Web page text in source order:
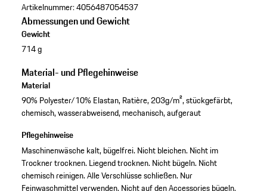
Artikelnummer:4056487054537
Abmessungen und Gewicht
Gewicht
714 g
Material- und Pflegehinweise
Material
90% Polyester/10% Elastan, Ratière, 203g/m², stückgefärbt,
chemisch, wasserabweisend, mechanisch, aufgeraut
Pflegehinweise
Maschinenwäsche kalt, bügelfrei. Nicht bleichen. Nicht im
Trockner trocknen. Liegend trocknen. Nicht bügeln. Nicht
chemisch reinigen. Alle Verschlüsse schließen. Nur
Feinwaschmittel verwenden. Nicht auf den Accessories bügeln.